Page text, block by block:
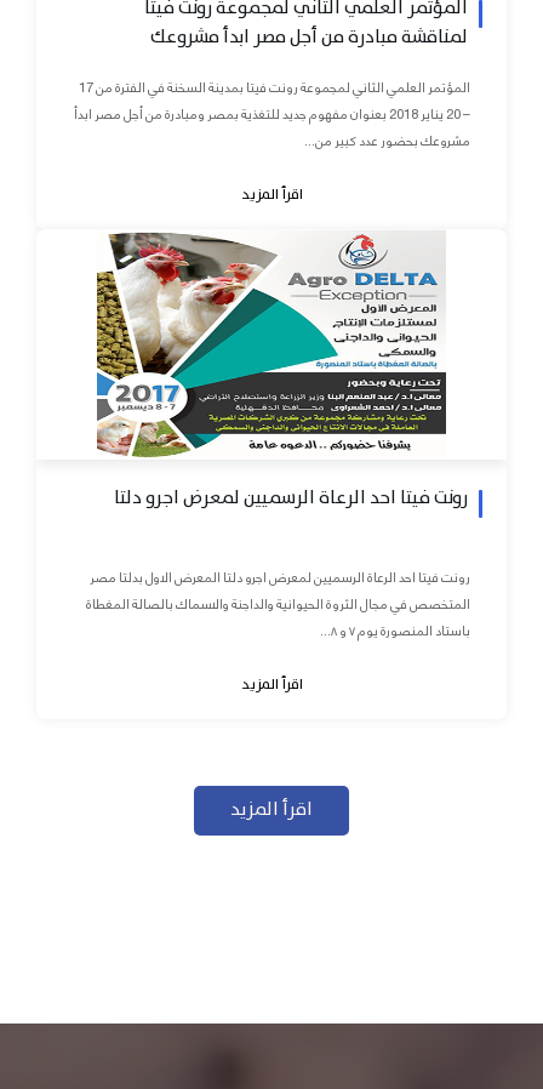
المؤتمر العلمي الثاني لمجموعة رونت فيتا
لمناقشة مبادرة من أجل مصر ابدأ مشروعك
المؤتمر العلمي الثاني لمجموعة رونت فيتا بمدينة السخنة في الفترة من 17
– 20 يناير 2018 بعنوان مفهوم جديد للتغذية بمصر ومبادرة من أجل مصر ابدأ
مشروعك بحضور عدد كبير من...
اقرأ المزيد
رونت فيتا احد الرعاة الرسميين لمعرض اجرو دلتا
رونت فيتا احد الرعاة الرسميين لمعرض اجرو دلتا المعرض الاول بدلتا مصر
المتخصص في مجال الثروة الحيوانية والداجنة والاسماك بالصالة المغطاة
باستاد المنصورة يوم ٧ و ٨...
اقرأ المزيد
اقرأ المزيد